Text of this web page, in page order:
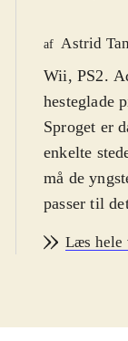
af Astrid
Wii, PS2.
hesteglade
Sproget er
enkelte
må de
passer til
Læs hele